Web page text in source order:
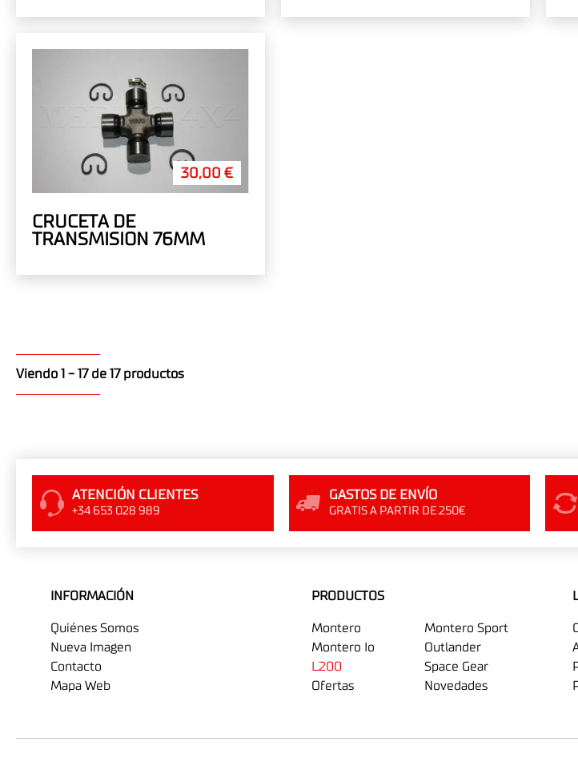
30,00 €
CRUCETA DE
TRANSMISION 76MM
Viendo 1 - 17 de 17 productos
ATENCIÓN CLIENTES
+34 653 028 989
GASTOS DE ENVÍO
GRATIS A PARTIR DE 250€
INFORMACIÓN
Quiénes Somos
Nueva Imagen
Contacto
Mapa Web
PRODUCTOS
Montero
Montero Sport
Montero Io
Outlander
L200
Space Gear
Ofertas
Novedades